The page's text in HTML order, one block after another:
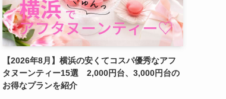
【2026年8月】横浜の安くてコスパ優秀なアフ
タヌーンティー15選 2,000円台、3,000円台の
お得なプランを紹介